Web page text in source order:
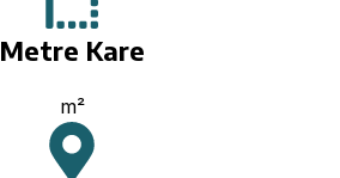
Metre Kare
m²